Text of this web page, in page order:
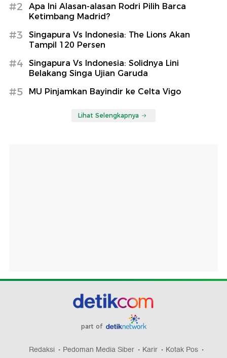
#2
Apa Ini Alasan-alasan Rodri Pilih Barca
Ketimbang Madrid?
#3
Singapura Vs Indonesia: The Lions Akan
Tampil 120 Persen
#4
Singapura Vs Indonesia: Solidnya Lini
Belakang Singa Ujian Garuda
#5 MU Pinjamkan Bayindir ke Celta Vigo
Lihat Selengkapnya
part of
Redaksi Pedoman Media Siber Karir
Kotak Pos